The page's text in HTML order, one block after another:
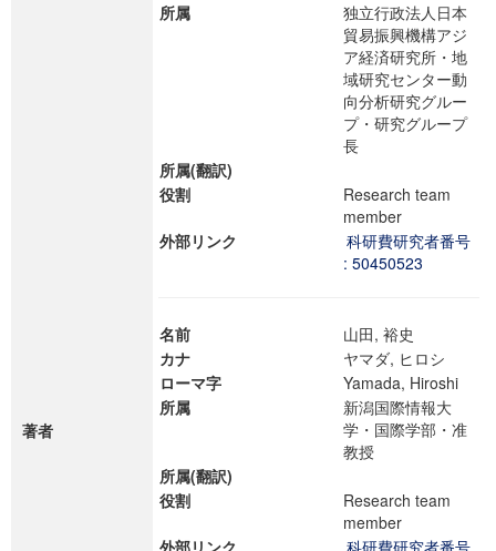
著者
所属
独立行政法人日本
貿易振興機構アジ
ア経済研究所・地
域研究センター動
向分析研究グルー
プ・研究グループ
長
所属(翻訳)
役割
Research team
member
外部リンク
科研費研究者番号
: 50450523
名前
山田, 裕史
カナ
ヤマダ, ヒロシ
ローマ字
Yamada, Hiroshi
所属
新潟国際情報大
学・国際学部・准
教授
所属(翻訳)
役割
Research team
member
外部リンク
科研費研究者番号